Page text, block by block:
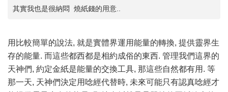
其實我也是很納悶 燒紙錢的用意..
用比較簡單的說法, 就是實體界運用能量的轉換, 提供靈界生
存的能量. 而這些都西都是相約成俗的東西. 管理我們這界的
天神們, 約定金紙是能量的交換工具, 那這些自然都有用. 等
那一天, 天神們決定用唸經代替時, 未來可能只有認真唸經才